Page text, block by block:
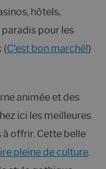
hôtels,
paradis pour les
(C'est bon marché!)
animée et des
ici les meilleures
à offrir. Cette belle
pleine de culture